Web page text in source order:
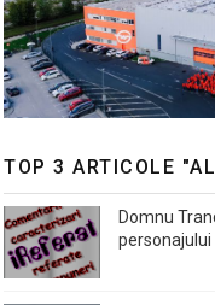
TOP 3 ARTICOLE
Domnu
personajului